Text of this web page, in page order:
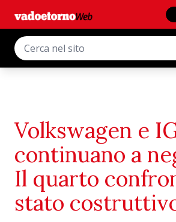
Volkswagen e
continuano a
Il quarto
stato